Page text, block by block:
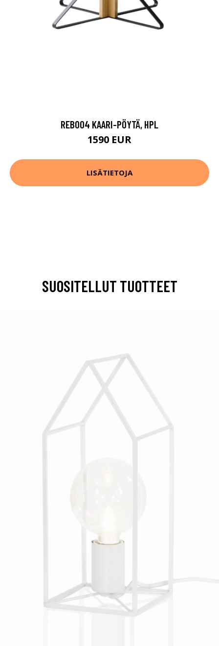
REB004 KAARI-PÖYTÄ, HPL
1590 EUR
LISÄTIETOJA
SUOSITELLUT TUOTTEET